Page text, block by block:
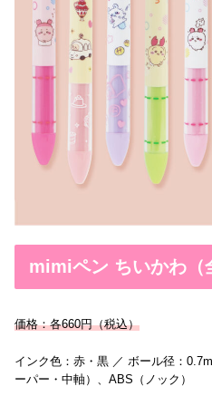
mimiペン ちいかわ（
価格：各660円（税込）
インク色：赤・黒 ／ ボール径：
ーパー・中軸）、ABS（ノック）